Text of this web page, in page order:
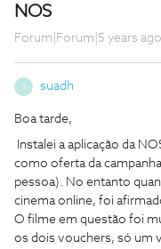
NOS
Forum|Forum|5 years ago
S suadh
Boa tarde,
Instalei a aplicação da
como oferta da
pessoa). No entanto
cinema online, foi
O filme em questão foi
os dois vouchers, só um